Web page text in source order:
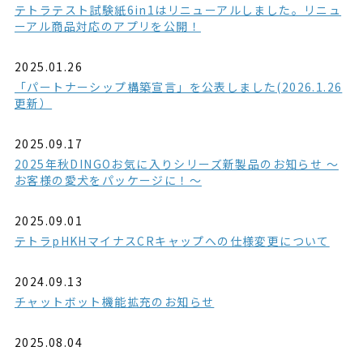
テトラテスト試験紙6in1はリニューアルしました。リニュ
ーアル商品対応のアプリを公開！
2025.01.26
「パートナーシップ構築宣言」を公表しました(2026.1.26
更新）
2025.09.17
2025年秋DINGOお気に入りシリーズ新製品のお知らせ ～
お客様の愛犬をパッケージに！～
2025.09.01
テトラpHKHマイナスCRキャップへの仕様変更について
2024.09.13
チャットボット機能拡充のお知らせ
2025.08.04